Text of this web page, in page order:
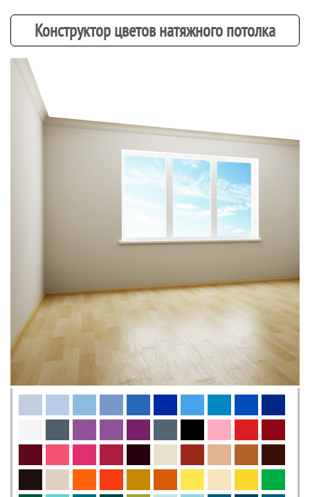
Конструктор цветов натяжного потолка